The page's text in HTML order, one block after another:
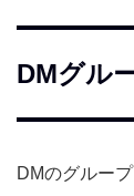
DMグル
DMのグルー